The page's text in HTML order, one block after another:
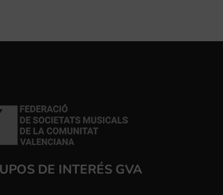
DE INTERÉS GVA